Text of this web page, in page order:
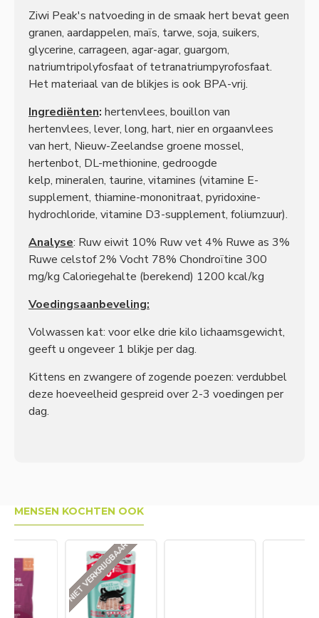
Ziwi Peak's natvoeding in de smaak hert bevat geen
granen, aardappelen, maïs, tarwe, soja, suikers,
glycerine, carrageen, agar-agar, guargom,
natriumtripolyfosfaat of tetranatriumpyrofosfaat.
Het materiaal van de blikjes is ook BPA-vrij.
Ingrediënten: hertenvlees, bouillon van
hertenvlees, lever, long, hart, nier en orgaanvlees
van hert, Nieuw-Zeelandse groene mossel,
hertenbot, DL-methionine, gedroogde
kelp, mineralen, taurine, vitamines (vitamine E-
supplement, thiamine-mononitraat, pyridoxine-
hydrochloride, vitamine D3-supplement, foliumzuur).
Analyse: Ruw eiwit 10% Ruw vet 4% Ruwe as 3%
Ruwe celstof 2% Vocht 78% Chondroïtine 300
mg/kg Caloriegehalte (berekend) 1200 kcal/kg
Voedingsaanbeveling:
Volwassen kat: voor elke drie kilo lichaamsgewicht,
geeft u ongeveer 1 blikje per dag.
Kittens en zwangere of zogende poezen: verdubbel
deze hoeveelheid gespreid over 2-3 voedingen per
dag.
MENSEN KOCHTEN OOK